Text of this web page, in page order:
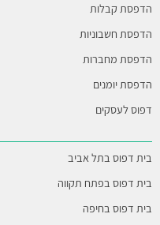
הדפסת קבלות
הדפסת חשבוניות
הדפסת מחברות
הדפסת יומנים
דפוס לעסקים
בית דפוס בתל אביב
בית דפוס בפתח תקווה
בית דפוס בחיפה